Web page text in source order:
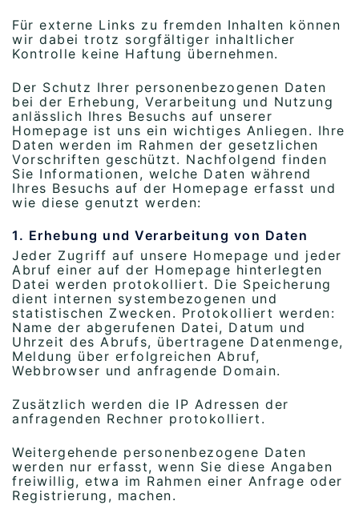
Für externe Links zu fremden Inhalten können
wir dabei trotz sorgfältiger inhaltlicher
Kontrolle keine Haftung übernehmen.
Der Schutz Ihrer personenbezogenen Daten
bei der Erhebung, Verarbeitung und Nutzung
anlässlich Ihres Besuchs auf unserer
Homepage ist uns ein wichtiges Anliegen. Ihre
Daten werden im Rahmen der gesetzlichen
Vorschriften geschützt. Nachfolgend finden
Sie Informationen, welche Daten während
Ihres Besuchs auf der Homepage erfasst und
wie diese genutzt werden:
1. Erhebung und Verarbeitung von Daten
Jeder Zugriff auf unsere Homepage und jeder
Abruf einer auf der Homepage hinterlegten
Datei werden protokolliert. Die Speicherung
dient internen systembezogenen und
statistischen Zwecken. Protokolliert werden:
Name der abgerufenen Datei, Datum und
Uhrzeit des Abrufs, übertragene Datenmenge,
Meldung über erfolgreichen Abruf,
Webbrowser und anfragende Domain.
Zusätzlich werden die IP Adressen der
anfragenden Rechner protokolliert.
Weitergehende personenbezogene Daten
werden nur erfasst, wenn Sie diese Angaben
freiwillig, etwa im Rahmen einer Anfrage oder
Registrierung, machen.